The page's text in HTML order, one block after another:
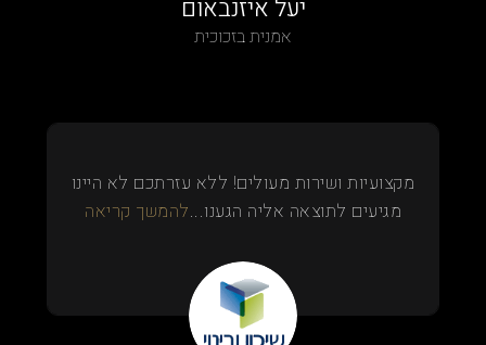
יעל איזנבאום
אמנית בזכוכית
מקצועיות ושירות מעולים! ללא עזרתכם לא היינו
מגיעים לתוצאה אליה הגענו...להמשך קריאה